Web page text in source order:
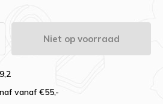
Niet op voorraad
vanaf €55,-